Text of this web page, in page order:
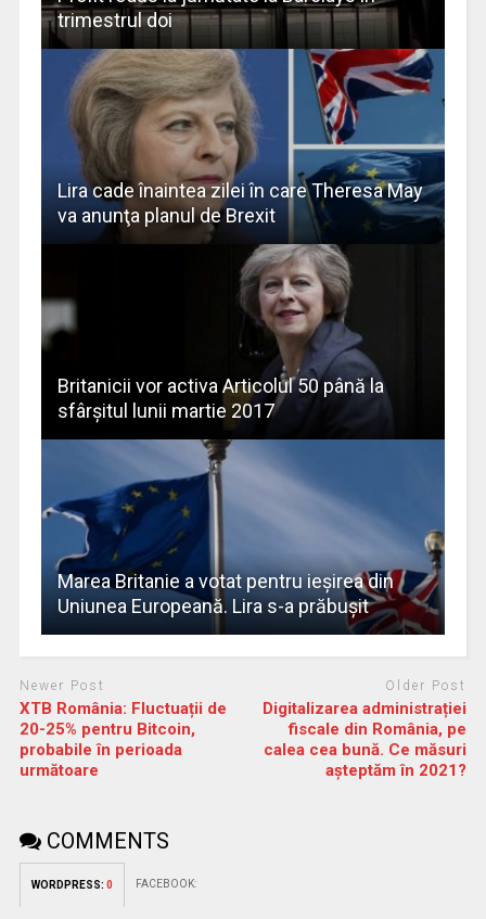
trimestrul doi
Lira cade înaintea zilei în care Theresa May
va anunţa planul de Brexit
Britanicii vor activa Articolul 50 până la
sfârşitul lunii martie 2017
Marea Britanie a votat pentru ieşirea din
Uniunea Europeană. Lira s-a prăbuşit
Newer Post
XTB România: Fluctuații de
20-25% pentru Bitcoin,
probabile în perioada
următoare
Older Post
Digitalizarea administrației
fiscale din România, pe
calea cea bună. Ce măsuri
așteptăm în 2021?
COMMENTS
WORDPRESS: 0 FACEBOOK: